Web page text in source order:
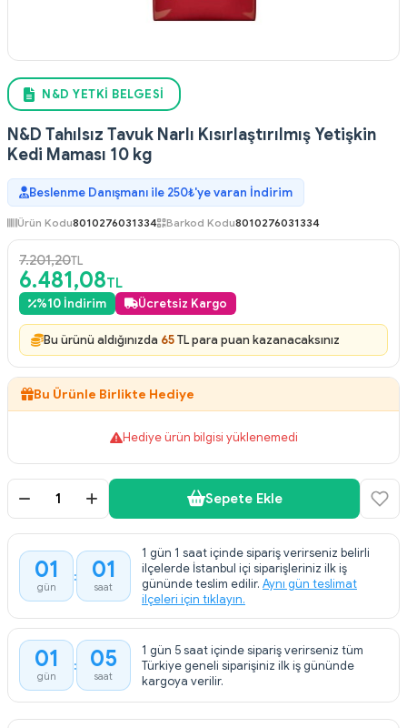
N&D YETKI BELGESI
N&D Tahılsız Tavuk Narlı Kısırlaştırılmış Yetişkin
Kedi Maması 10 kg
Beslenme Danışmanı ile 250₺'ye varan İndirim
Ürün Kodu8010276031334 Barkod Kodu8010276031334
7.201,20TL
6.481,08TL
%10 İndirim Ücretsiz Kargo
Bu ürünü aldığınızda 65TL para puan kazanacaksınız
Bu Ürünle Birlikte Hediye
Hediye ürün bilgisi yüklenemedi
Sepete Ekle
01
gün
01
saat
1 gün 1 saat içinde sipariş verirseniz belirli
ilçelerde İstanbul içi siparişleriniz ilk iş
gününde teslim edilir. Aynı gün teslimat
ilçeleri için tıklayın.
01
gün
05
saat
1 gün 5 saat içinde sipariş verirseniz tüm
Türkiye geneli siparişiniz ilk iş gününde
kargoya verilir.